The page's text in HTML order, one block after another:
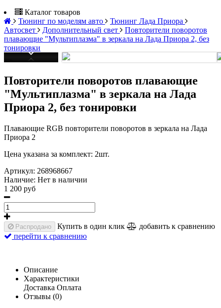
Каталог товаров
Тюнинг по моделям авто
Тюнинг Лада Приора
Автосвет
Дополнительный свет
Повторители поворотов
плавающие "Мультиплазма" в зеркала на Лада Приора 2, без
тонировки
Повторители поворотов плавающие
"Мультиплазма" в зеркала на Лада
Приора 2, без тонировки
Плавающие RGB повторители поворотов в зеркала на Лада
Приора 2
Цена указана за комплект: 2шт.
Артикул: 268968667
Наличие: Нет в наличии
1 200 руб
Распродано Купить в один клик
добавить к сравнению
перейти к сравнению
Описание
Характеристики
Доставка Оплата
Отзывы (0)